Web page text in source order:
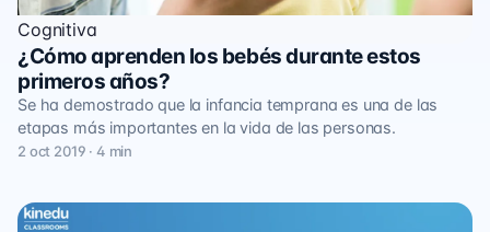
Cognitiva
¿Cómo aprenden los bebés durante estos
primeros años?
Se ha demostrado que la infancia temprana es una de las
etapas más importantes en la vida de las personas.
2 oct 2019 · 4 min